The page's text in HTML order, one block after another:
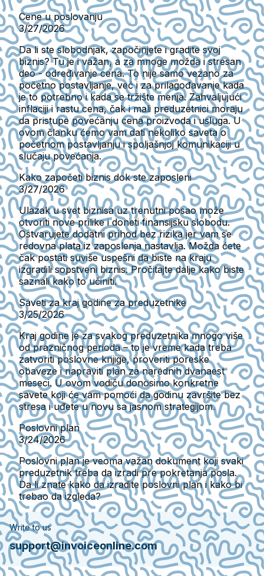
Cene u poslovanju
3/27/2026
Da li ste slobodnjak, započinjete i gradite svoj
biznis? Tu je i važan, a za mnoge možda i stresan
deo - određivanje cena. To nije samo vezano za
početno postavljanje, već i za prilagođavanje kada
je to potrebno i kada se tržište menja. Zahvaljujući
inflaciji i rastu cena, čak i mali preduzetnici moraju
da pristupe povećanju cena proizvoda i usluga. U
ovom članku ćemo vam dati nekoliko saveta o
početnom postavljanju i spoljašnjoj komunikaciji u
slučaju povećanja.
Kako započeti biznis dok ste zaposleni
3/27/2026
Ulazak u svet biznisa uz trenutni posao može
otvoriti nove prilike i doneti finansijsku slobodu.
Ostvarujete dodatni prihod bez rizika jer vam se
redovna plata iz zaposlenja nastavlja. Možda ćete
čak postati suviše uspešni da biste na kraju
izgradili sopstveni biznis. Pročitajte dalje kako biste
saznali kako to učiniti.
Saveti za kraj godine za preduzetnike
3/25/2026
Kraj godine je za svakog preduzetnika mnogo više
od prazničnog perioda – to je vreme kada treba
zatvoriti poslovne knjige, proveriti poreske
obaveze i napraviti plan za narednih dvanaest
meseci. U ovom vodiču donosimo konkretne
savete koji će vam pomoći da godinu završite bez
stresa i uđete u novu sa jasnom strategijom.
Poslovni plan
3/24/2026
Poslovni plan je veoma važan dokument koji svaki
preduzetnik treba da izradi pre pokretanja posla.
Da li znate kako da izradite poslovni plan i kako bi
trebao da izgleda?
Write to us
support@invoiceonline.com